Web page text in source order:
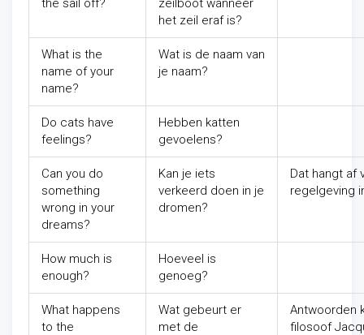
the sail off?
zeilboot wanneer
het zeil eraf is?
What is the
name of your
name?
Wat is de naam van
je naam?
Do cats have
feelings?
Hebben katten
gevoelens?
Can you do
something
wrong in your
dreams?
Kan je iets
verkeerd doen in je
dromen?
Dat hangt af
regelgeving
How much is
enough?
Hoeveel is
genoeg?
What happens
to the
Wat gebeurt er
met de
Antwoorden
filosoof